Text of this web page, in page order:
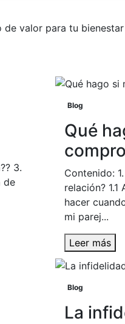
valor para tu
3.
de
Blog
Qué
Contenido:
relación?
hacer
mi parej...
Leer más
Blog
La